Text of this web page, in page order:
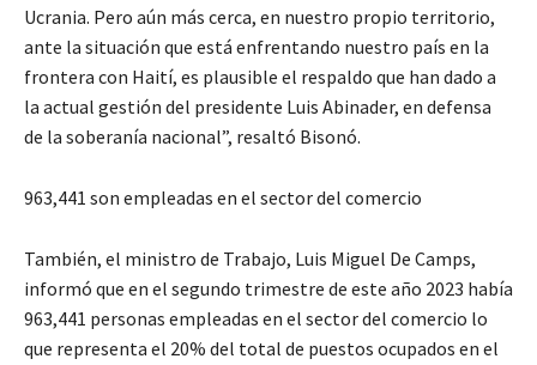
Ucrania. Pero aún más cerca, en nuestro propio territorio,
ante la situación que está enfrentando nuestro país en la
frontera con Haití, es plausible el respaldo que han dado a
la actual gestión del presidente Luis Abinader, en defensa
de la soberanía nacional”, resaltó Bisonó.
963,441 son empleadas en el sector del comercio
También, el ministro de Trabajo, Luis Miguel De Camps,
informó que en el segundo trimestre de este año 2023 había
963,441 personas empleadas en el sector del comercio lo
que representa el 20% del total de puestos ocupados en el